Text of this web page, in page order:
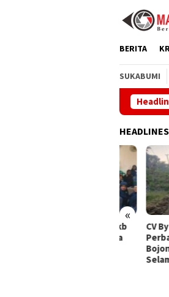
BERITA
SUKABUMI
HEADLINES
«
CV
Perbaikan
Selama